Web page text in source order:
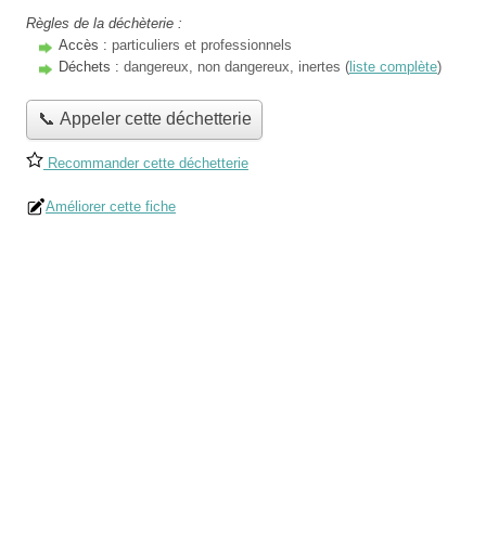
Règles de la déchèterie :
Accès : particuliers et professionnels
Déchets : dangereux, non dangereux, inertes ( liste complète)
📞 Appeler cette déchetterie
Recommander cette déchetterie
Améliorer cette fiche